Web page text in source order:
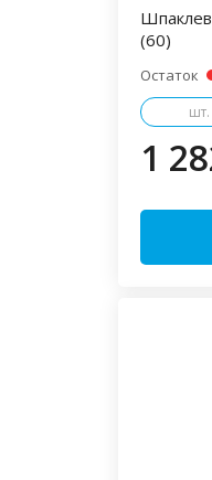
(60)
Остаток
шт.
1